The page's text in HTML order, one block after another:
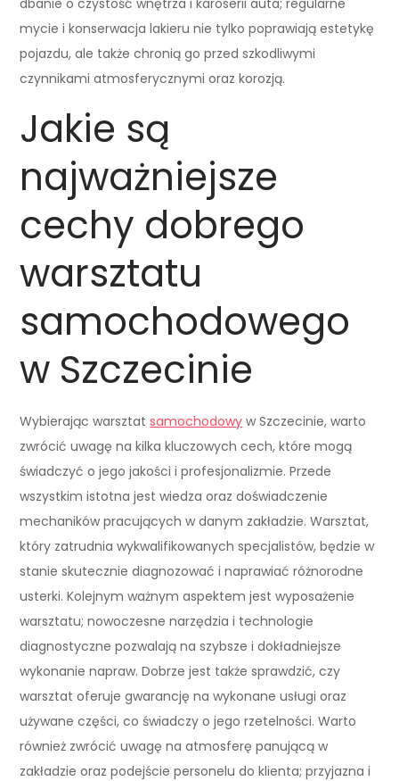
mycie i konserwacja lakieru nie tylko poprawiają estetykę
pojazdu, ale także chronią go przed szkodliwymi
czynnikami atmosferycznymi oraz korozją.
Jakie są
najważniejsze
cechy dobrego
warsztatu
samochodowego
w Szczecinie
Wybierając warsztatsamochodowy w Szczecinie, warto
zwrócić uwagę na kilka kluczowych cech, które mogą
świadczyć o jego jakości i profesjonalizmie. Przede
wszystkim istotna jest wiedza oraz doświadczenie
mechaników pracujących w danym zakładzie. Warsztat,
który zatrudnia wykwalifikowanych specjalistów, będzie w
stanie skutecznie diagnozować i naprawiać różnorodne
usterki. Kolejnym ważnym aspektem jest wyposażenie
warsztatu; nowoczesne narzędzia i technologie
diagnostyczne pozwalają na szybsze i dokładniejsze
wykonanie napraw. Dobrze jest także sprawdzić, czy
warsztat oferuje gwarancję na wykonane usługi oraz
używane części, co świadczy o jego rzetelności. Warto
również zwrócić uwagę na atmosferę panującą w
zakładzie oraz podejście personelu do klienta; przyjazna i